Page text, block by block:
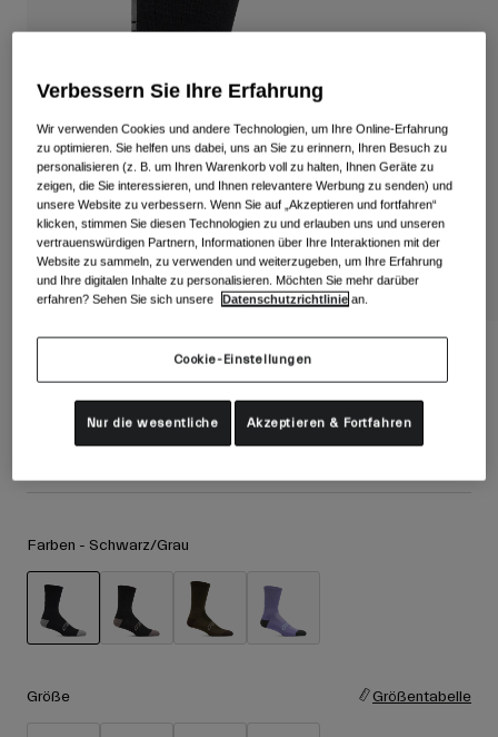
Mountainbike Schuhe
Gravel Schuhe
Alle anzeigen
Bekleidung
Mountainbike Bekleidung
Alle anzeigen
Goggles
Handschuhe
Ersatzteile
Schutzbrillen
Snowboard
Mit austauschbaren Gläsern
Damen
Ersatzgläser
Kinder
Schutzbrillen
Verwendungszweck
Backcountry
Seasonal Merino Wool Socken
Artikelnr.39043
€ 22,99
Farben - Schwarz/Grau
Größe Größentabelle
Verbessern Sie Ihre Erfahrung
Wir verwenden Cookies und andere Technologien, um Ihre Online-Erfahrung
zu optimieren. Sie helfen uns dabei, uns an Sie zu erinnern, Ihren Besuch zu
personalisieren (z. B. um Ihren Warenkorb voll zu halten, Ihnen Geräte zu
zeigen, die Sie interessieren, und Ihnen relevantere Werbung zu senden) und
unsere Website zu verbessern. Wenn Sie auf „Akzeptieren und fortfahren“
klicken, stimmen Sie diesen Technologien zu und erlauben uns und unseren
vertrauenswürdigen Partnern, Informationen über Ihre Interaktionen mit der
Website zu sammeln, zu verwenden und weiterzugeben, um Ihre Erfahrung
und Ihre digitalen Inhalte zu personalisieren. Möchten Sie mehr darüber
erfahren? Sehen Sie sich unsere
Datenschutzrichtlinie an.
Cookie-Einstellungen
Nur die wesentliche Akzeptieren & Fortfahren